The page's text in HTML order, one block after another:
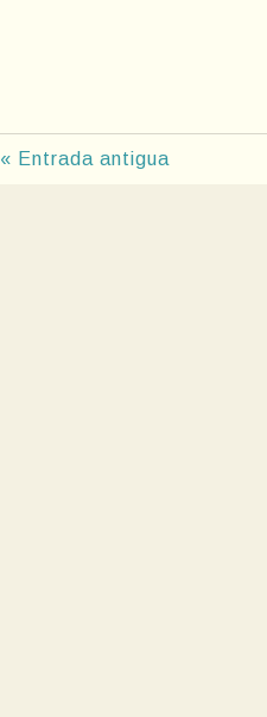
« Entrada antigua